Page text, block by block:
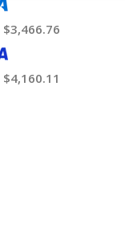
$3,466.76
$4,160.11